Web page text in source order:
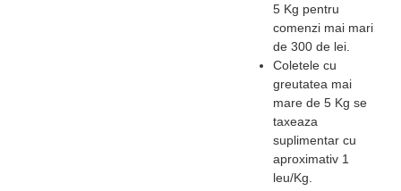
5 Kg pentru
comenzi mai mari
de 300 de lei.
Coletele cu
greutatea mai
mare de 5 Kg se
taxeaza
suplimentar cu
aproximativ 1
leu/Kg.